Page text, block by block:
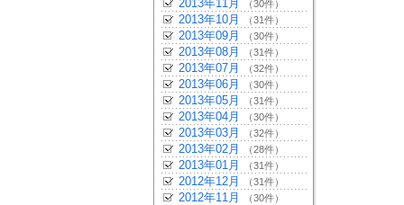
2013年11月 （30件）
2013年10月 （31件）
2013年09月 （30件）
2013年08月 （31件）
2013年07月 （32件）
2013年06月 （30件）
2013年05月 （31件）
2013年04月 （30件）
2013年03月 （32件）
2013年02月 （28件）
2013年01月 （31件）
2012年12月 （31件）
2012年11月 （30件）